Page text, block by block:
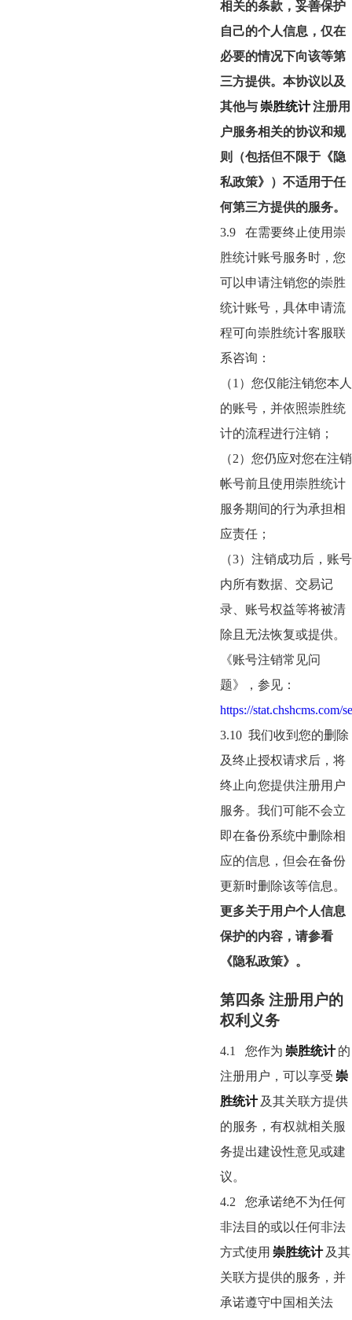
相关的条款，妥善保护
自己的个人信息，仅在
必要的情况下向该等第
三方提供。本协议以及
其他与 崇胜统计注册用
户服务相关的协议和规
则（包括但不限于《隐
私政策》）不适用于任
何第三方提供的服务。
3.9
在需要终止使用崇
胜统计账号服务时，您
可以申请注销您的崇胜
统计账号，具体申请流
程可向崇胜统计客服联
系咨询：
（1）您仅能注销您本人
的账号，并依照崇胜统
计的流程进行注销；
（2）您仍应对您在注销
帐号前且使用崇胜统计
服务期间的行为承担相
应责任；
（3）注销成功后，账号
内所有数据、交易记
录、账号权益等将被清
除且无法恢复或提供。
《账号注销常见问
题》，参见：
https://stat.chshcms.com/
3.10 我们收到您的删除
及终止授权请求后，将
终止向您提供注册用户
服务。我们可能不会立
即在备份系统中删除相
应的信息，但会在备份
更新时删除该等信息。
更多关于用户个人信息
保护的内容，请参看
《隐私政策》。
第四条 注册用户的
权利义务
4.1 您作为 崇胜统计 的
注册用户，可以享受 崇
胜统计 及其关联方提供
的服务，有权就相关服
务提出建设性意见或建
议。
4.2
您承诺绝不为任何
非法目的或以任何非法
方式使用 崇胜统计 及其
关联方提供的服务，并
承诺遵守中国相关法